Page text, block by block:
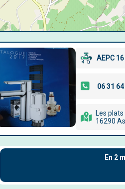
AEPC 16
Les plats
16290